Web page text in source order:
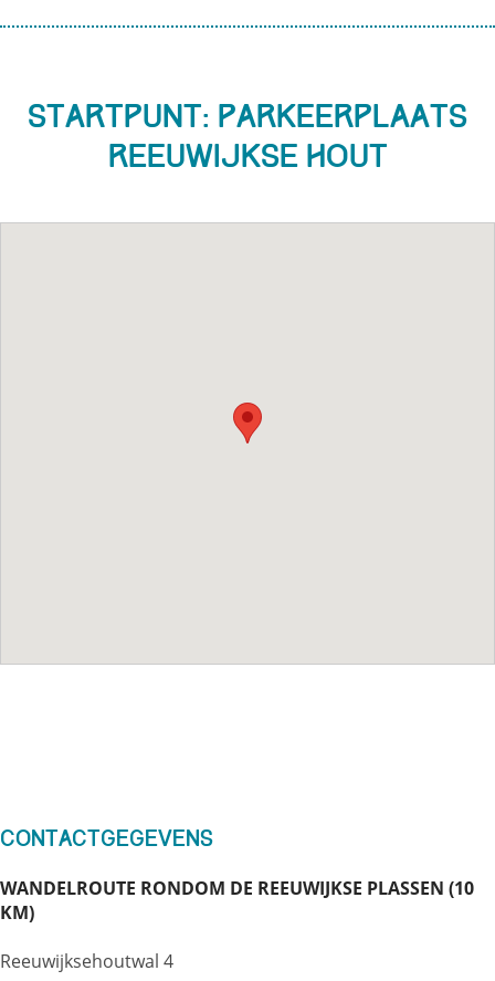
Startpunt: Parkeerplaats
Reeuwijkse Hout
Contactgegevens
WANDELROUTE RONDOM DE REEUWIJKSE PLASSEN (10
KM)
Reeuwijksehoutwal 4